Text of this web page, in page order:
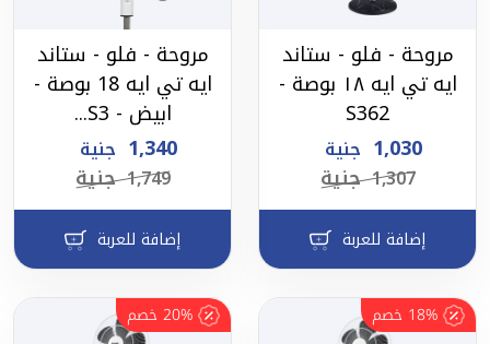
مروحة - فلو - ستاند
ايه تي ايه ١٨ بوصة -
S362
1,030 جنية
1,307 جنية
إضافة للعربة
مروحة - فلو - ستاند
ايه تي ايه 18 بوصة -
ابيض - S3...
1,340 جنية
1,749 جنية
إضافة للعربة
18% خصم 20% خصم